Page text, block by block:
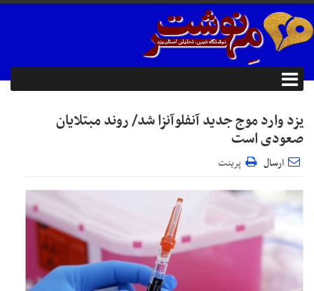
یزد وارد موج جدید آنفلوآنزا شد/ روند مبتلایان
صعودی است
ارسال پرینت